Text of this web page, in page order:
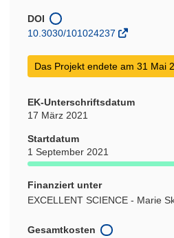
DOI
10.3030/101024237
Das Projekt endete am 31 Mai
EK-Unterschriftsdatum
17 März 2021
Startdatum
1 September 2021
Finanziert unter
EXCELLENT SCIENCE - Marie
Gesamtkosten